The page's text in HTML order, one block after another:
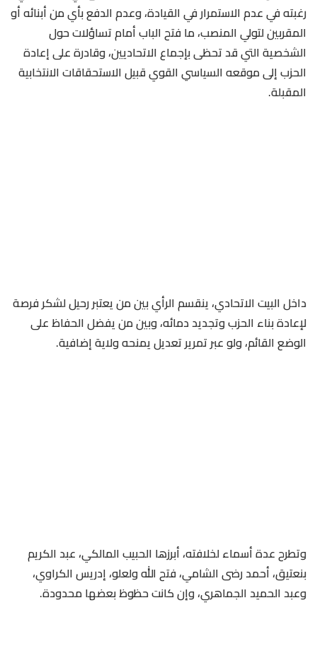
رغبته في عدم الاستمرار في القيادة، وعدم الدفع بأي من أبنائه أو
المقربين لتولي المنصب، ما فتح الباب أمام تساؤلات حول
الشخصية التي قد تحظى بإجماع الاتحاديين، وقادرة على إعادة
الحزب إلى موقعه السياسي القوي قبيل الاستحقاقات الانتخابية
المقبلة.
داخل البيت الاتحادي، ينقسم الرأي بين من يعتبر رحيل لشكر فرصة
لإعادة بناء الحزب وتجديد دمائه، وبين من يفضل الحفاظ على
الوضع القائم، ولو عبر تمرير تعديل يمنحه ولاية إضافية.
وتطرح عدة أسماء لخلافته، أبرزها الحبيب المالكي، عبد الكريم
بنعتيق، أحمد رضى الشامي، فتح الله ولعلو، إدريس الكراوي،
وعبد الحميد الجماهري، وإن كانت حظوظ بعضها محدودة.